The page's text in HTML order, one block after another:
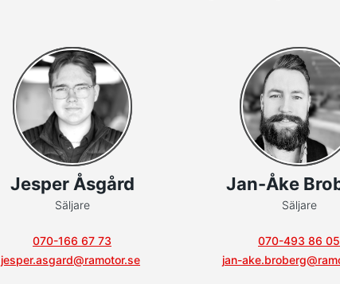
Jesper Åsgård
Säljare
070-166 67 73
jesper.asgard@ramotor.se
Jan-Åke
Säljare
070-493 86 05
jan-